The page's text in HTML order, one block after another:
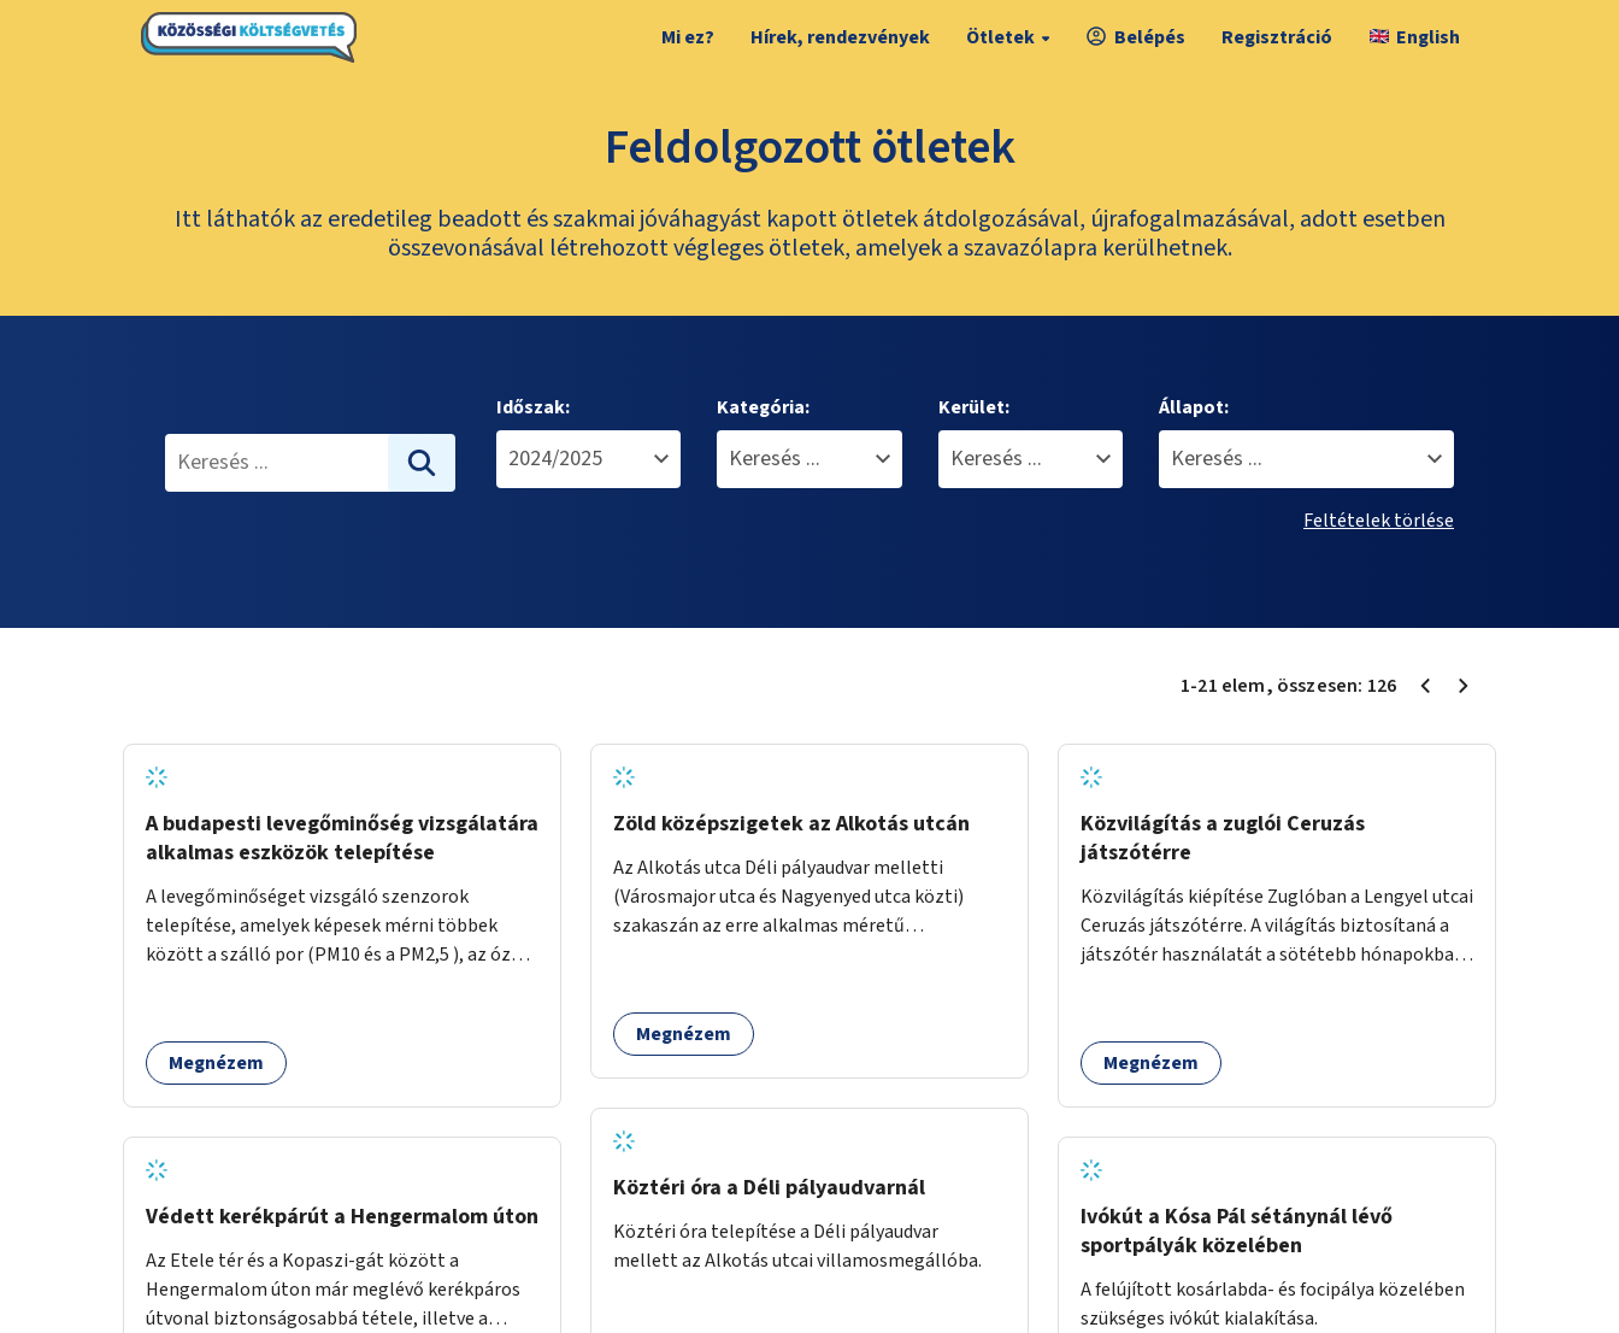
Mi ez? Hírek, rendezvények Ötletek Belépés Regisztráció English
Feldolgozott ötletek
Itt láthatók az eredetileg beadott és szakmai jóváhagyást kapott ötletek átdolgozásával, újrafogalmazásával, adott esetben
összevonásával létrehozott végleges ötletek, amelyek a szavazólapra kerülhetnek.
Időszak: Kategória: Kerület: Állapot:
Feltételek törlése
1-21 elem, összesen: 126
A budapesti levegőminőség vizsgálatára
alkalmas eszközök telepítése
A levegőminőséget vizsgáló szenzorok
telepítése, amelyek képesek mérni többek
között a szálló por (PM10 és a PM2,5 ), az ózon
például a szélsebességet, a szélirányt, a
hőmérsékletet vagy a relatív páratartalmat. A
elérhetők, térképes megjelenítéssel és időbeli
bontásban.
Megnézem
Védett kerékpárút a Hengermalom úton
Az Etele tér és a Kopaszi-gát között a
Hengermalom úton már meglévő kerékpáros
útvonal biztonságosabbá tétele, illetve a
Zöld középszigetek az Alkotás utcán
Az Alkotás utca Déli pályaudvar melletti
(Városmajor utca és Nagyenyed utca közti)
szakaszán az erre alkalmas méretű
Megnézem
Köztéri óra a Déli pályaudvarnál
Köztéri óra telepítése a Déli pályaudvar
mellett az Alkotás utcai villamosmegállóba.
Közvilágítás a zuglói Ceruzás
játszótérre
Közvilágítás kiépítése Zuglóban a Lengyel utcai
Ceruzás játszótérre. A világítás biztosítaná a
játszótér használatát a sötétebb hónapokban,
Megnézem
Ivókút a Kósa Pál sétánynál lévő
sportpályák közelében
A felújított kosárlabda- és focipálya közelében
szükséges ivókút kialakítása.